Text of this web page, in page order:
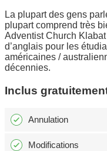
La plupart des gens
plupart comprend très
Adventist Church
d’anglais pour les
américaines /
décennies.
Inclus
Annulation
Modifications